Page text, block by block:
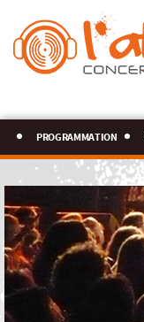
programmation